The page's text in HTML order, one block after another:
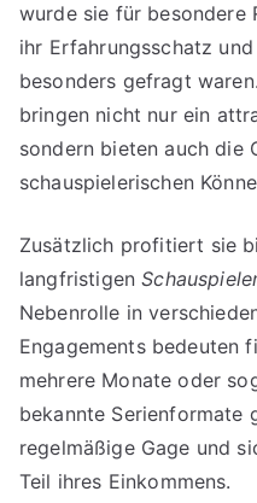
wurde sie für besondere
ihr Erfahrungsschatz
besonders gefragt
bringen nicht nur ein
sondern bieten auch die
schauspielerischen
Zusätzlich profitiert sie
langfristigen
Nebenrolle in
Engagements bedeuten
mehrere Monate oder
bekannte Serienformate
regelmäßige Gage und
Teil ihres Einkommens.